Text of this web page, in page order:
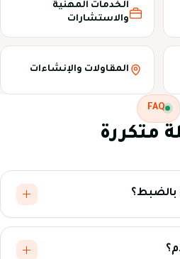
الخدمات المهنية
والاستشارات
المقاولات والإنشاءات
FAQ
متكررة